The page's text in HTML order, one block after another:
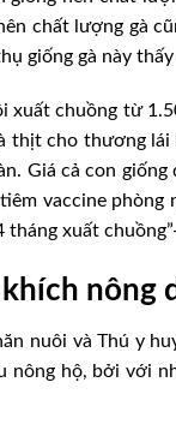
chất lượng gà
giống gà này
xuất chuồng từ
thịt cho thương
Giá cả con
vaccine phòng
tháng xuất
nông
nuôi và Thú y
nông hộ, bởi với